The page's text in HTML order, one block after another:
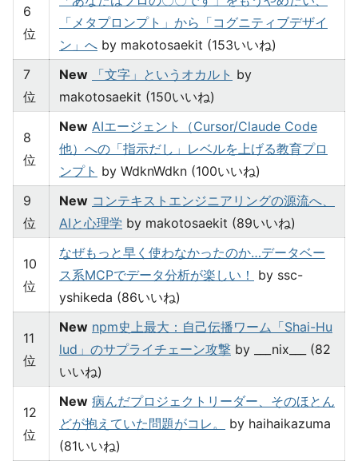
6
位
「メタプロンプト」から「コグニティブデザイ
ン」へ by makotosaekit (153いいね)
7
位
New 「文字」というオカルト by
makotosaekit (150いいね)
8
位
New AIエージェント（Cursor/Claude Code
他）への「指示だし」レベルを上げる教育プロ
ンプト by WdknWdkn (100いいね)
9
位
New コンテキストエンジニアリングの源流へ、
AIと心理学 by makotosaekit (89いいね)
10
位
なぜもっと早く使わなかったのか…データベー
ス系MCPでデータ分析が楽しい！
by ssc-
yshikeda (86いいね)
11
位
New npm史上最大：自己伝播ワーム「Shai-Hu
lud」のサプライチェーン攻撃 by ___nix___ (82
いいね)
12
位
New 病んだプロジェクトリーダー、そのほとん
どが抱えていた問題がコレ。
by haihaikazuma
(81いいね)